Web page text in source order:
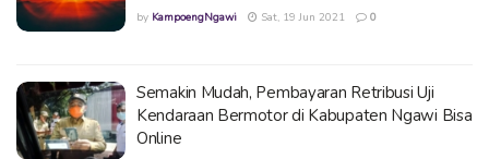
by KampoengNgawi Sat, 19 Jun 2021 0
Semakin Mudah, Pembayaran Retribusi Uji
Kendaraan Bermotor di Kabupaten Ngawi Bisa
Online